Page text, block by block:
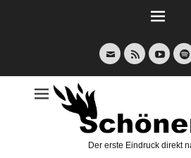
E-
Mail
Feed
Der erste Eindruck direkt